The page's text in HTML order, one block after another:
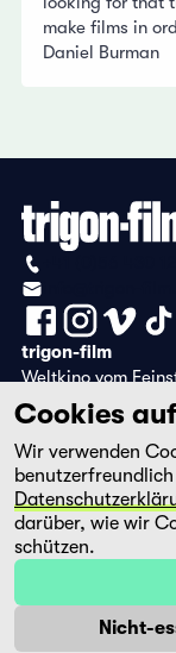
make films in
Daniel Burman
trigon-film
Weltkino vom
Filmstiftung, die
Lateinamerika,
Kino herausbringt
Streaming-
Cookies
Wir verwenden
darüber, wie wir
schützen.
Nicht-